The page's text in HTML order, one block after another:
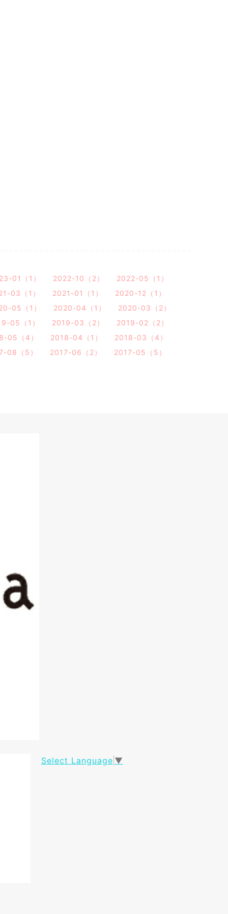
01（1） 2022-10（2）
2022-05（1）
03（1） 2021-01（1）
2020-12（1）
05（1） 2020-04（1）
2020-03（2）
05（1） 2019-03（2）
2019-02（2）
05（4） 2018-04（1）
2018-03（4）
08（5） 2017-06（2）
2017-05（5）
Select Language ▼